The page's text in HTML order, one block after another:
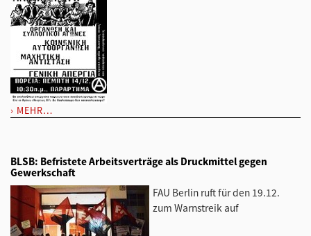
MEHR…
BLSB: Befristete Arbeitsverträge als Druckmittel gegen
Gewerkschaft
FAU Berlin ruft für den 19.12.
zum Warnstreik auf